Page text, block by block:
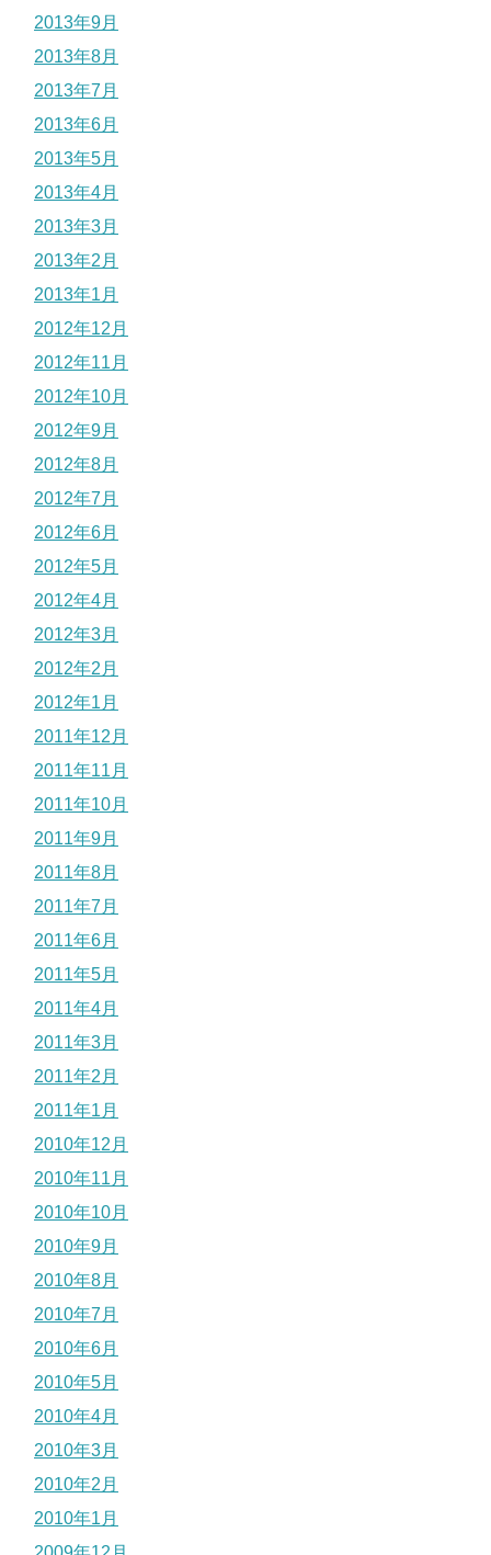
2013年9月
2013年8月
2013年7月
2013年6月
2013年5月
2013年4月
2013年3月
2013年2月
2013年1月
2012年12月
2012年11月
2012年10月
2012年9月
2012年8月
2012年7月
2012年6月
2012年5月
2012年4月
2012年3月
2012年2月
2012年1月
2011年12月
2011年11月
2011年10月
2011年9月
2011年8月
2011年7月
2011年6月
2011年5月
2011年4月
2011年3月
2011年2月
2011年1月
2010年12月
2010年11月
2010年10月
2010年9月
2010年8月
2010年7月
2010年6月
2010年5月
2010年4月
2010年3月
2010年2月
2010年1月